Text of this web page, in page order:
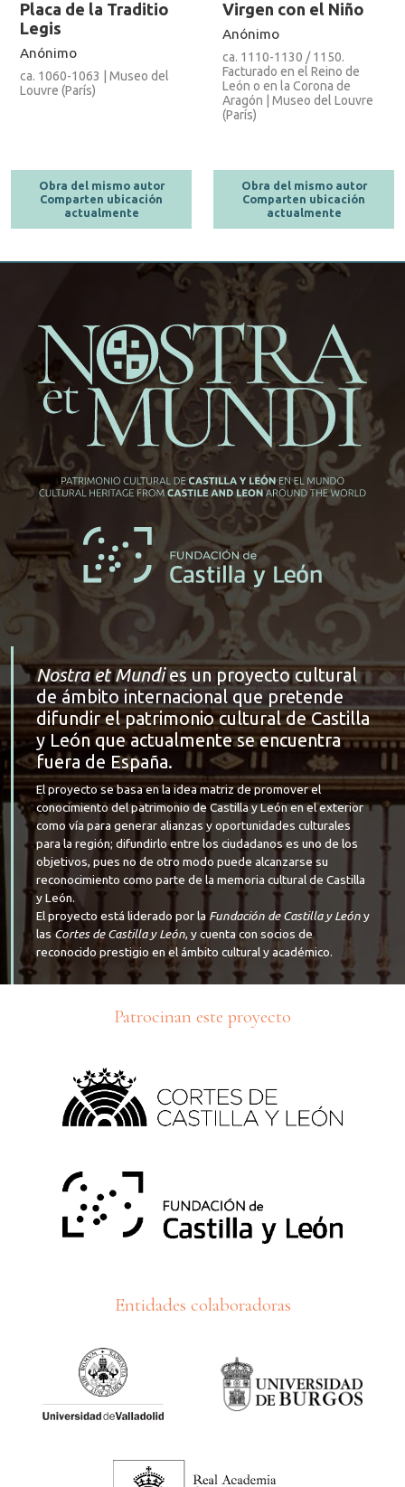
Placa de la Traditio
Legis
Anónimo
ca. 1060-1063 | Museo del
Louvre (París)
Obra del mismo autor
Comparten ubicación
actualmente
Virgen con el Niño
Anónimo
ca. 1110-1130 / 1150.
Facturado en el Reino de
León o en la Corona de
Aragón | Museo del Louvre
(París)
Obra del mismo autor
Comparten ubicación
actualmente
Nostra et Mundies un proyecto cultural
de ámbito internacional que pretende
difundir el patrimonio cultural de Castilla
y León que actualmente se encuentra
fuera de España.
El proyecto se basa en la idea matriz de promover el
conocimiento del patrimonio de Castilla y León en el exterior
como vía para generar alianzas y oportunidades culturales
para la región; difundirlo entre los ciudadanos es uno de los
objetivos, pues no de otro modo puede alcanzarse su
reconocimiento como parte de la memoria cultural de Castilla
y León.
El proyecto está liderado por la Fundación de Castilla y Leóny
lasCortes de Castilla y León, y cuenta con socios de
reconocido prestigio en el ámbito cultural y académico.
Patrocinan este proyecto
Entidades colaboradoras